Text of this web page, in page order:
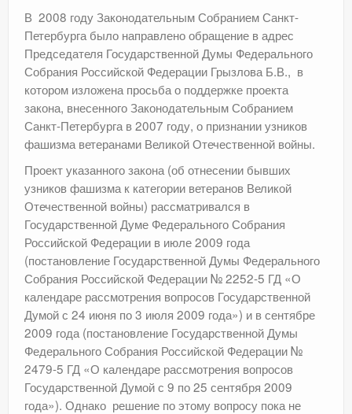
В 2008 году Законодательным Собранием Санкт-
Петербурга было направлено обращение в адрес
Председателя Государственной Думы Федерального
Собрания Российской Федерации Грызлова Б.В., в
котором изложена просьба о поддержке проекта
закона, внесенного Законодательным Собранием
Санкт-Петербурга в 2007 году, о признании узников
фашизма ветеранами Великой Отечественной войны.
Проект указанного закона (об отнесении бывших
узников фашизма к категории ветеранов Великой
Отечественной войны) рассматривался в
Государственной Думе Федерального Собрания
Российской Федерации в июле 2009 года
(постановление Государственной Думы Федерального
Собрания Российской Федерации № 2252-5 ГД «О
календаре рассмотрения вопросов Государственной
Думой с 24 июня по 3 июля 2009 года») и в сентябре
2009 года (постановление Государственной Думы
Федерального Собрания Российской Федерации №
2479-5 ГД «О календаре рассмотрения вопросов
Государственной Думой с 9 по 25 сентября 2009
года»). Однако решение по этому вопросу пока не